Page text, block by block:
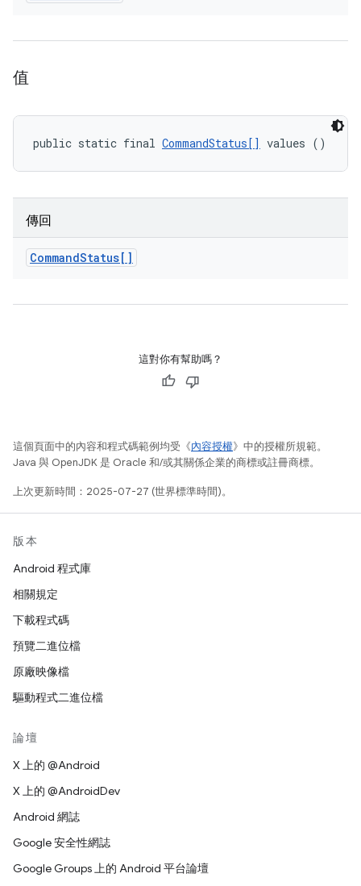
值
public static final CommandStatus[] values ()
傳回
CommandStatus[]
這對你有幫助嗎？
這個頁面中的內容和程式碼範例均受《內容授權》中的授權所規範。
Java 與 OpenJDK 是 Oracle 和/或其關係企業的商標或註冊商標。
上次更新時間：2025-07-27 (世界標準時間)。
版本
Android 程式庫
相關規定
下載程式碼
預覽二進位檔
原廠映像檔
驅動程式二進位檔
論壇
X 上的 @Android
X 上的 @AndroidDev
Android 網誌
Google 安全性網誌
Google Groups 上的 Android 平台論壇